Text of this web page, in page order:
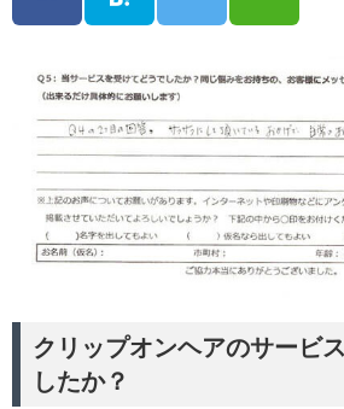
クリップオンヘアのサービ
したか？